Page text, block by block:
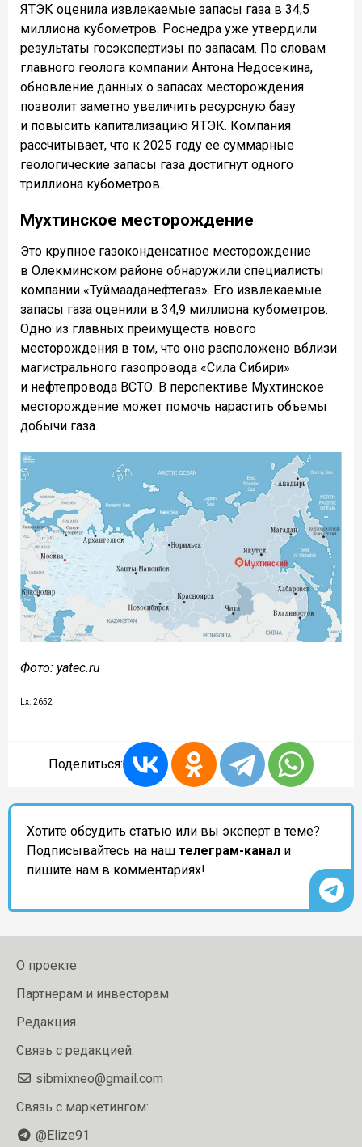
ЯТЭК оценила извлекаемые запасы газа в 34,5
миллиона кубометров. Роснедра уже утвердили
результаты госэкспертизы по запасам. По словам
главного геолога компании Антона Недосекина,
обновление данных о запасах месторождения
позволит заметно увеличить ресурсную базу
и повысить капитализацию ЯТЭК. Компания
рассчитывает, что к 2025 году ее суммарные
геологические запасы газа достигнут одного
триллиона кубометров.
Мухтинское месторождение
Это крупное газоконденсатное месторождение
в Олекминском районе обнаружили специалисты
компании «Туймааданефтегаз». Его извлекаемые
запасы газа оценили в 34,9 миллиона кубометров.
Одно из главных преимуществ нового
месторождения в том, что оно расположено вблизи
магистрального газопровода «Сила Сибири»
и нефтепровода ВСТО. В перспективе Мухтинское
месторождение может помочь нарастить объемы
добычи газа.
Фото: yatec.ru
Lx: 2652
Поделиться:
Хотите обсудить статью или вы эксперт в теме?
Подписывайтесь на наш телеграм-канал и
пишите нам в комментариях!
О проекте
Партнерам и инвесторам
Редакция
Связь с редакцией:
sibmixneo@gmail.com
Связь с маркетингом:
@Elize91